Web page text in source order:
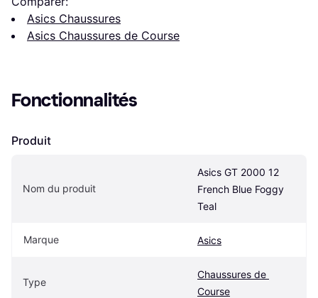
Asics Chaussures
Asics Chaussures de Course
Fonctionnalités
Produit
Nom du produit
Asics GT 2000 12
French Blue Foggy
Teal
Marque Asics
Type
Chaussures de
Course